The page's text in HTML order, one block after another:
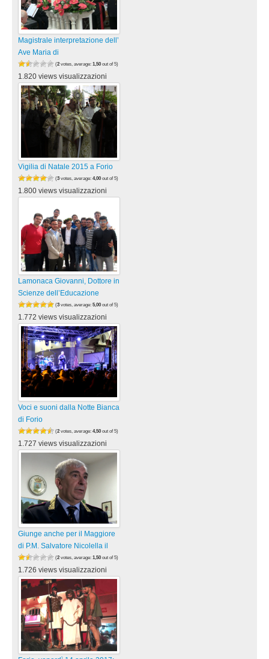
Magistrale interpretazione dell’
Ave Maria di
(2 votes, average: 1,50 out of 5)
1.820 views visualizzazioni
Vigilia di Natale 2015 a Forio
(3 votes, average: 4,00 out of 5)
1.800 views visualizzazioni
Lamonaca Giovanni, Dottore in
Scienze dell’Educazione
(3 votes, average: 5,00 out of 5)
1.772 views visualizzazioni
Voci e suoni dalla Notte Bianca
di Forio
(2 votes, average: 4,50 out of 5)
1.727 views visualizzazioni
Giunge anche per il Maggiore
di P.M. Salvatore Nicolella il
(2 votes, average: 1,50 out of 5)
1.726 views visualizzazioni